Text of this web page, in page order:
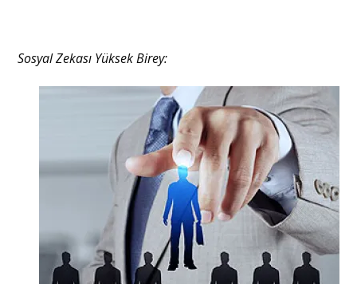
Sosyal Zekası Yüksek Birey: